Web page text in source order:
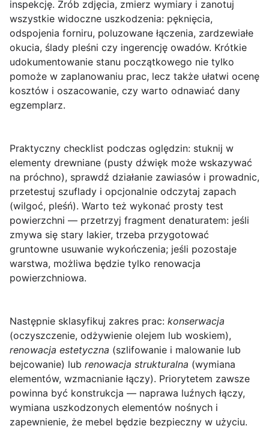
inspekcję. Zrób zdjęcia, zmierz wymiary i zanotuj
wszystkie widoczne uszkodzenia: pęknięcia,
odspojenia forniru, poluzowane łączenia, zardzewiałe
okucia, ślady pleśni czy ingerencję owadów. Krótkie
udokumentowanie stanu początkowego nie tylko
pomoże w zaplanowaniu prac, lecz także ułatwi ocenę
kosztów i oszacowanie, czy warto odnawiać dany
egzemplarz.
Praktyczny checklist podczas oględzin: stuknij w
elementy drewniane (pusty dźwięk może wskazywać
na próchno), sprawdź działanie zawiasów i prowadnic,
przetestuj szuflady i opcjonalnie odczytaj zapach
(wilgoć, pleśń). Warto też wykonać prosty test
powierzchni — przetrzyj fragment denaturatem: jeśli
zmywa się stary lakier, trzeba przygotować
gruntowne usuwanie wykończenia; jeśli pozostaje
warstwa, możliwa będzie tylko renowacja
powierzchniowa.
Następnie sklasyfikuj zakres prac: konserwacja
(oczyszczenie, odżywienie olejem lub woskiem),
renowacja estetyczna (szlifowanie i malowanie lub
bejcowanie) lub renowacja strukturalna (wymiana
elementów, wzmacnianie łączy). Priorytetem zawsze
powinna być konstrukcja — naprawa luźnych łączy,
wymiana uszkodzonych elementów nośnych i
zapewnienie, że mebel będzie bezpieczny w użyciu.